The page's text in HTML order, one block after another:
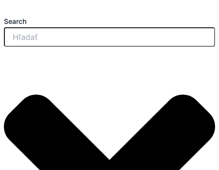
na
obsah
SearchInterstar
L2H2